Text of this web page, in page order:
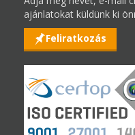
ajánlatokat küldünk ki
Feliratkozás